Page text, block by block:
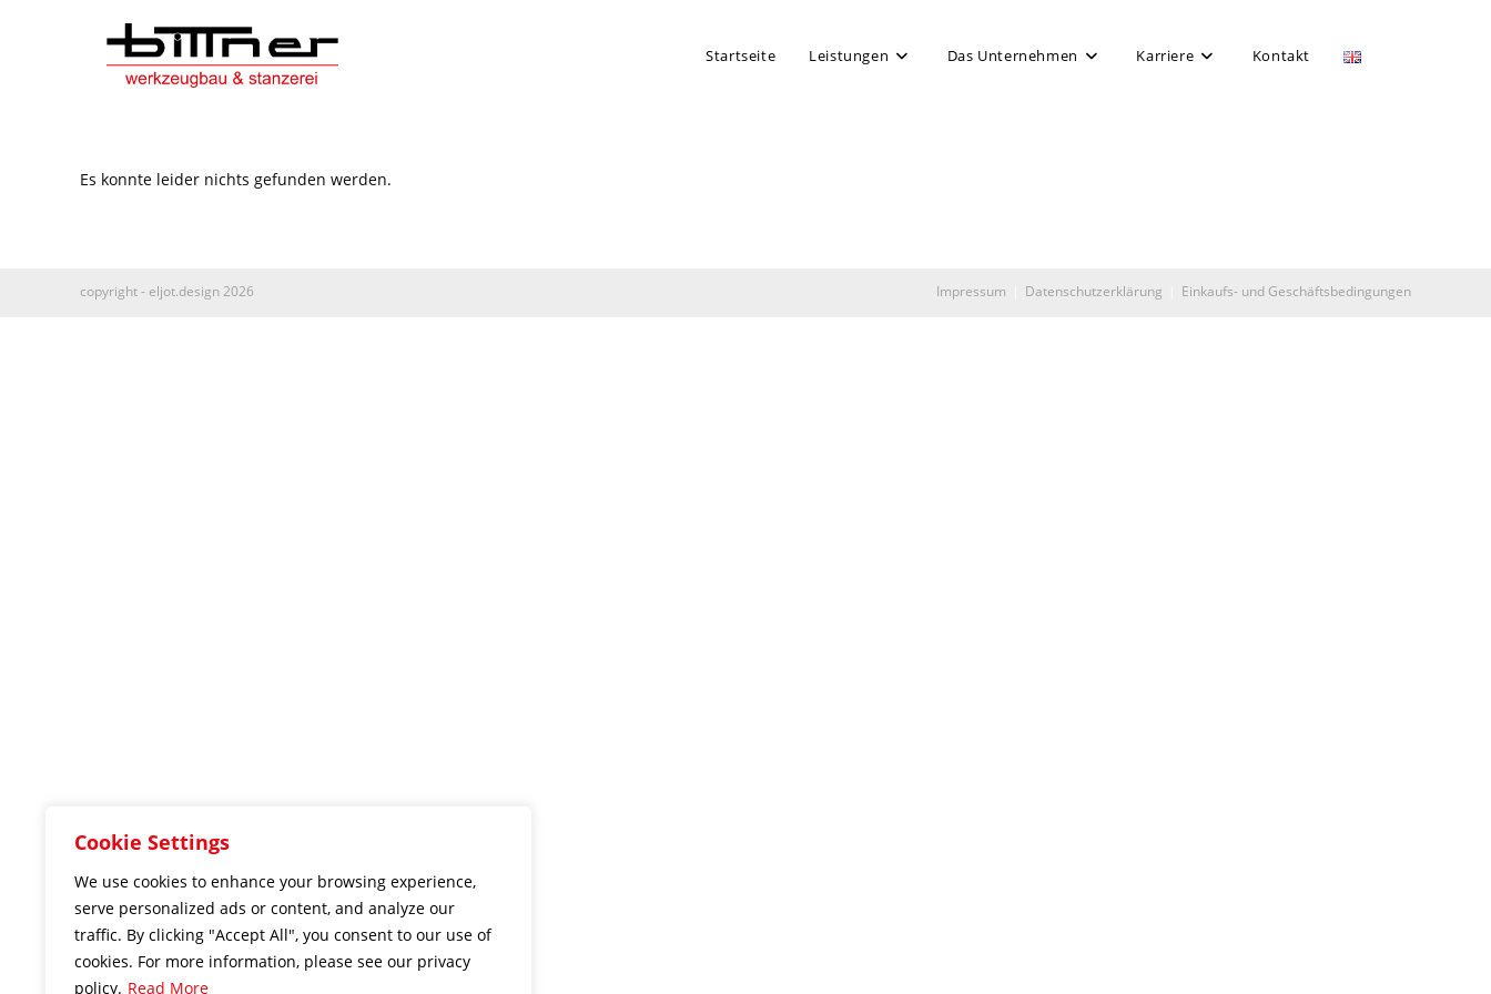
Cookie Settings
We use cookies to enhance your browsing experience,
serve personalized ads or content, and analyze our
traffic. By clicking "Accept All", you consent to our use of
cookies. For more information, please see our privacy
policy. Read More
Startseite Leistungen Das Unternehmen Karriere Kontakt
Es konnte leider nichts gefunden werden.
Impressum Datenschutzerklärung Einkaufs- und Geschäftsbedingungen
copyright - eljot.design 2026